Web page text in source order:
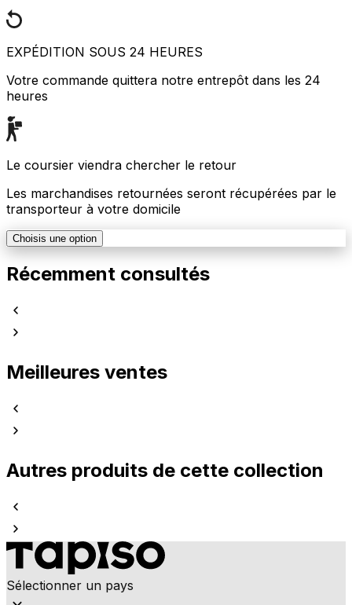
EXPÉDITION SOUS 24 HEURES
Votre commande quittera notre entrepôt dans les 24
heures
Le coursier viendra chercher le retour
Les marchandises retournées seront récupérées par le
transporteur à votre domicile
Choisis une option
Récemment consultés
Meilleures ventes
Autres produits de cette collection
Sélectionner un pays